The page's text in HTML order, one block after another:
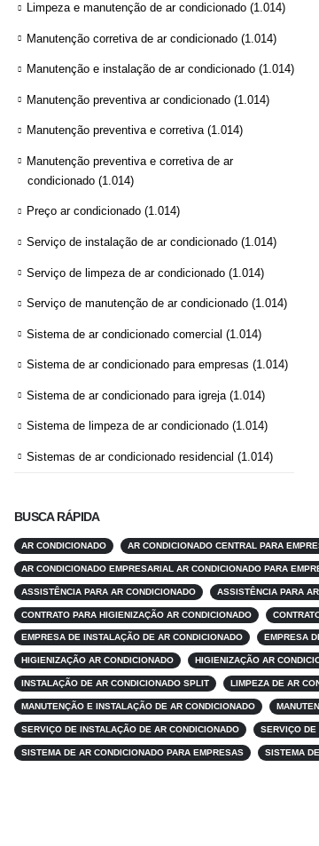
Limpeza e manutenção de ar condicionado (1.014)
Manutenção corretiva de ar condicionado (1.014)
Manutenção e instalação de ar condicionado (1.014)
Manutenção preventiva ar condicionado (1.014)
Manutenção preventiva e corretiva(1.014)
Manutenção preventiva e corretiva de ar
condicionado (1.014)
Preço ar condicionado (1.014)
Serviço de instalação de ar condicionado (1.014)
Serviço de limpeza de ar condicionado (1.014)
Serviço de manutenção de ar condicionado (1.014)
Sistema de ar condicionado comercial (1.014)
Sistema de ar condicionado para empresas (1.014)
Sistema de ar condicionado para igreja (1.014)
Sistema de limpeza de ar condicionado (1.014)
Sistemas de ar condicionado residencial (1.014)
BUSCA RÁPIDA
AR CONDICIONADO AR CONDICIONADO CENTRAL PARA
AR CONDICIONADO EMPRESARIAL AR CONDICIONADO PARA
ASSISTÊNCIA PARA AR CONDICIONADO ASSISTÊNCIA PARA
CONTRATO PARA HIGIENIZAÇÃO AR CONDICIONADO
EMPRESA DE INSTALAÇÃO DE AR CONDICIONADO EMPRESA
HIGIENIZAÇÃO AR CONDICIONADO HIGIENIZAÇÃO AR
INSTALAÇÃO DE AR CONDICIONADO SPLIT LIMPEZA DE AR
MANUTENÇÃO E INSTALAÇÃO DE AR CONDICIONADO
SERVIÇO DE INSTALAÇÃO DE AR CONDICIONADO SERVIÇO DE
SISTEMA DE AR CONDICIONADO PARA EMPRESAS SISTEMA